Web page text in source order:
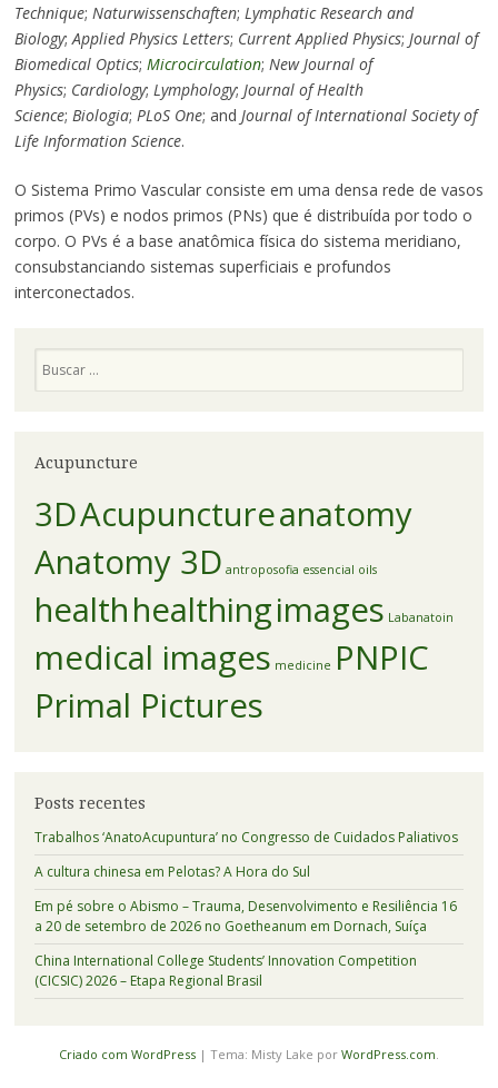
Technique; Naturwissenschaften; Lymphatic Research and
Biology;Applied Physics Letters; Current Applied Physics; Journal of
Biomedical Optics; Microcirculation; New Journal of
Physics; Cardiology; Lymphology; Journal of Health
Science; Biologia; PLoS One; and Journal of International Society of
Life Information Science.
O Sistema Primo Vascular consiste em uma densa rede de vasos
primos (PVs) e nodos primos (PNs) que é distribuída por todo o
corpo. O PVs é a base anatômica física do sistema meridiano,
consubstanciando sistemas superficiais e profundos
interconectados.
Acupuncture
3DAcupunctureanatomy
Anatomy 3D antroposofia essencial oils
healthhealthingimages Labanatoin
medical images medicine PNPIC
Primal Pictures
Posts recentes
Trabalhos ‘AnatoAcupuntura’ no Congresso de Cuidados Paliativos
A cultura chinesa em Pelotas? A Hora do Sul
Em pé sobre o Abismo – Trauma, Desenvolvimento e Resiliência 16
a 20 de setembro de 2026 no Goetheanum em Dornach, Suíça
China International College Students’ Innovation Competition
(CICSIC) 2026 – Etapa Regional Brasil
Criado com WordPress | Tema: Misty Lake por WordPress.com.